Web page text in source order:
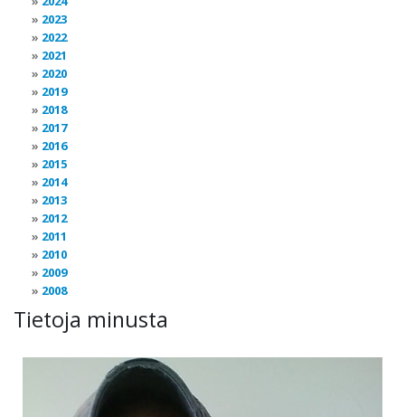
2023
2022
2021
2020
2019
2018
2017
2016
2015
2014
2013
2012
2011
2010
2009
2008
Tietoja minusta